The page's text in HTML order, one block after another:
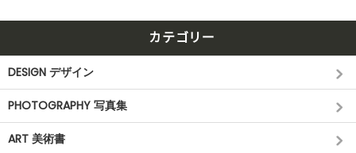
カテゴリー
DESIGN デザイン
PHOTOGRAPHY 写真集
ART 美術書